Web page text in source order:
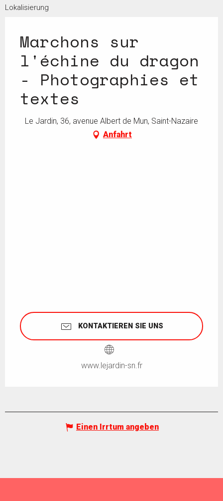
Lokalisierung
Marchons sur
l'échine du dragon
- Photographies et
textes
Le Jardin, 36, avenue Albert de Mun, Saint-Nazaire
Anfahrt
KONTAKTIEREN SIE UNS
www.lejardin-sn.fr
Einen Irrtum angeben